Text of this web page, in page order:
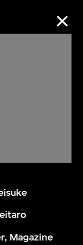
Magazine
世紀視覺